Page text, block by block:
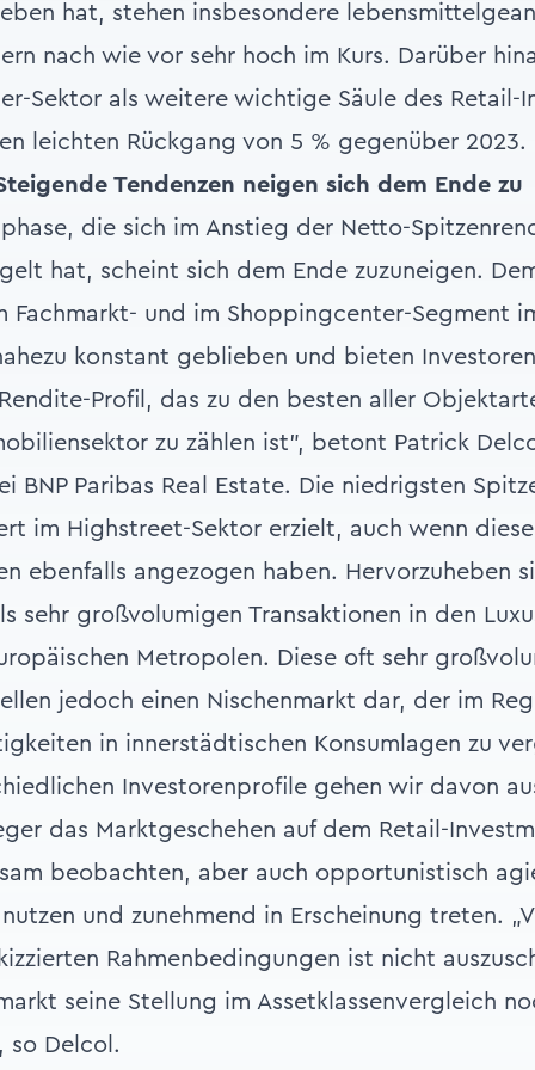
hat, stehen insbesondere
nach wie vor sehr hoch im Kurs. Darüber
Sektor als weitere wichtige Säule des Retail-
leichten Rückgang von 5 % gegenüber 2023.
Tendenzen neigen sich dem Ende zu
die sich im Anstieg der Netto-
hat, scheint sich dem Ende zuzuneigen.
Fachmarkt- und im Shoppingcenter-Segment
konstant geblieben und bieten
Profil, das zu den besten aller
zu zählen ist”, betont Patrick
BNP Paribas Real Estate. Die niedrigsten
im Highstreet-Sektor erzielt, auch wenn
ebenfalls angezogen haben. Hervorzuheben
sehr großvolumigen Transaktionen in den
Metropolen. Diese oft sehr
jedoch einen Nischenmarkt dar, der im
in innerstädtischen Konsumlagen zu
Investorenprofile gehen wir davon
das Marktgeschehen auf dem Retail-
beobachten, aber auch opportunistisch
und zunehmend in Erscheinung treten.
Rahmenbedingungen ist nicht
seine Stellung im Assetklassenvergleich
so Delcol.